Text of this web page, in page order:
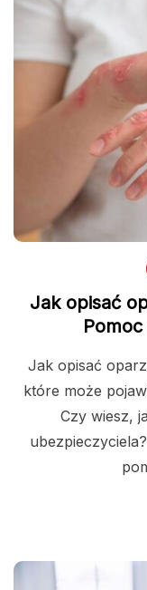
Jak opisać
Jak opisać
które może
Czy wiesz,